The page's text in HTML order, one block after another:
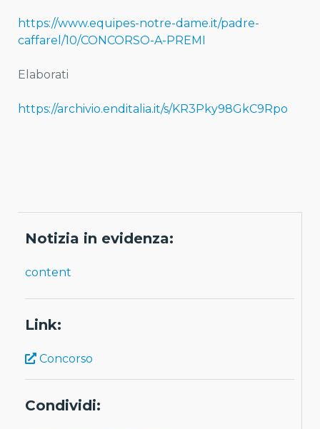
Notizia in evidenza:
content
Link:
Concorso
Condividi:
https://www.equipes-notre-dame.it/padre-
caffarel/10/CONCORSO-A-PREMI
Elaborati
https://archivio.enditalia.it/s/KR3Pky98GkC9Rpo